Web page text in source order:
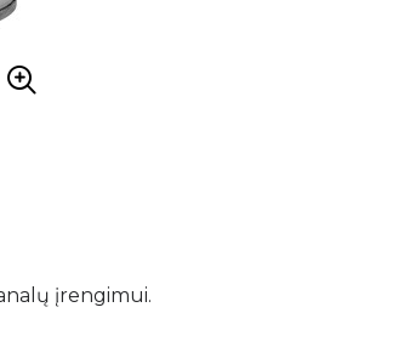
įrengimui.